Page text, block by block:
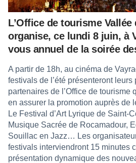
L’Office de tourisme
organise, ce lundi 8 juin, à
vous annuel de la soirée
A partir de 18h, au cinéma de
festivals de l’été présenteront
partenaires de l’Office de tourisme
en assurer la promotion auprès de
Le Festival d’Art Lyrique de Saint-
Musique Sacrée de Rocamadour,
Souillac en Jazz… Les
festivals interviendront 15 minutes
présentation dynamique des